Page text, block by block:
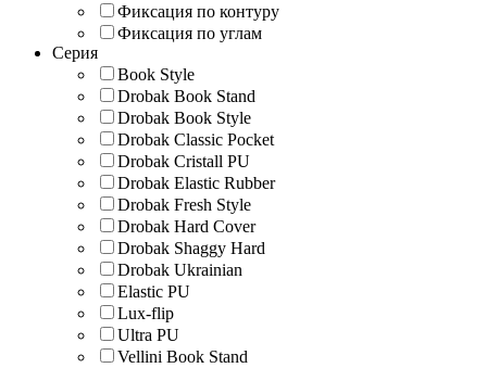
Фиксация по контуру
Фиксация по углам
Серия
Book Style
Drobak Book Stand
Drobak Book Style
Drobak Classic Pocket
Drobak Cristall PU
Drobak Elastic Rubber
Drobak Fresh Style
Drobak Hard Cover
Drobak Shaggy Hard
Drobak Ukrainian
Elastic PU
Lux-flip
Ultra PU
Vellini Book Stand